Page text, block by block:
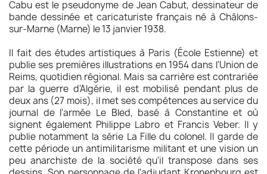
Cabu est le pseudonyme de Jean Cabut, dessinateur de
bande dessinée et caricaturiste français né à Châlons-
sur-Marne (Marne) le 13 janvier 1938.
Il fait des études artistiques à Paris (École Estienne) et
publie ses premières illustrations en 1954 dans l'Union de
Reims, quotidien régional. Mais sa carrière est contrariée
par la guerre d'Algérie, il est mobilisé pendant plus de
deux ans (27 mois), il met ses compétences au service du
journal de l'armée Le Bled, basé à Constantine et où
signent également Philippe Labro et Francis Veber. Il y
publie notamment la série La Fille du colonel. Il garde de
cette période un antimilitarisme militant et une vision un
peu anarchiste de la société qu'il transpose dans ses